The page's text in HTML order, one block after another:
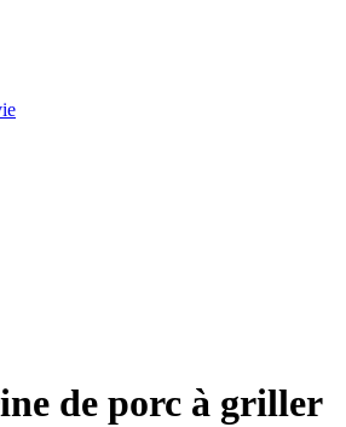
de porc à griller